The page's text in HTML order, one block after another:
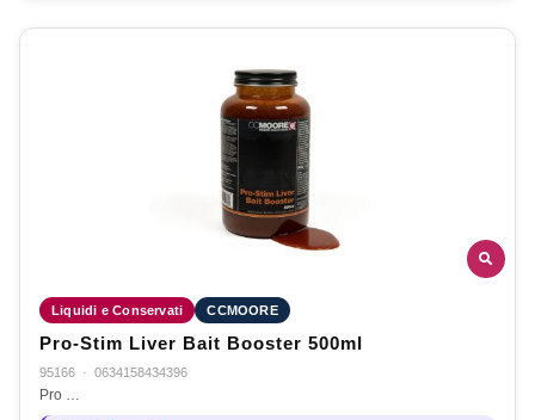
Liquidi e Conservati CCMOORE
Pro-Stim Liver Bait Booster 500ml
95166 · 0634158434396
Pro …